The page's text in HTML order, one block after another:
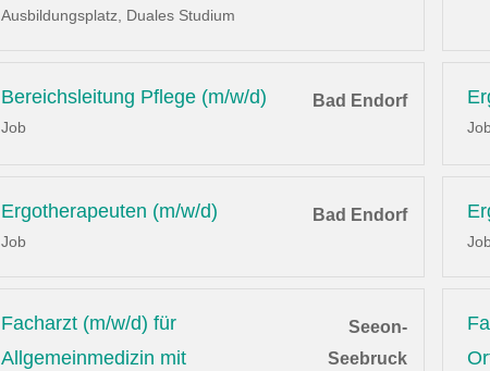
Ausbildungsplatz, Duales Studium
Bereichsleitung Pflege (m/w/d)
Job
Bad Endorf
Ergotherapeuten (m/w/d)
Job
Bad Endorf
Facharzt (m/w/d) für
Allgemeinmedizin mit
Seeon-
Seebruck